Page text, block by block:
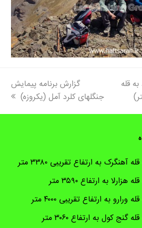
قله
next
post:
گزارش برنامه پیمایش
جنگلهای کلرد آمل (یکروزه)
به ارتفاع تقریبی ۳۳۸۰ متر
به ارتفاع ۳۵۹۰ متر
به ارتفاع تقریبی ۴۰۰۰ متر
کول به ارتفاع ۳۰۶۰ متر